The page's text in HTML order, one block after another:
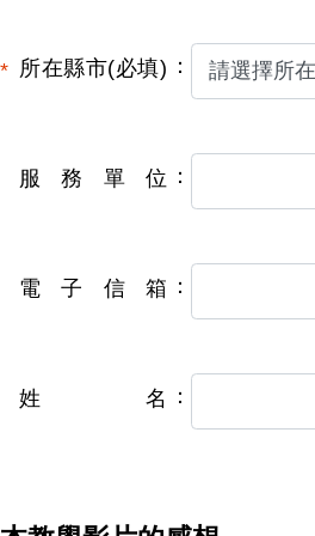
所在縣市(必填)
服務單位
電子信箱
姓名